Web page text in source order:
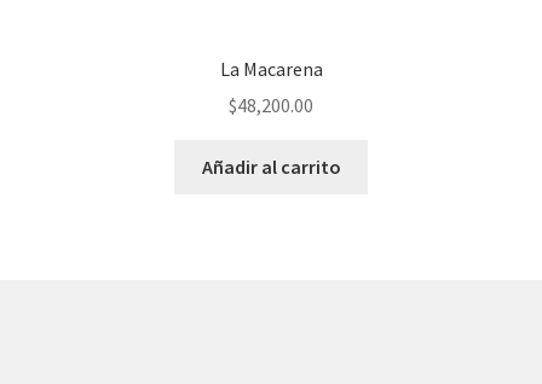
La Macarena
$48,200.00
Añadir al carrito